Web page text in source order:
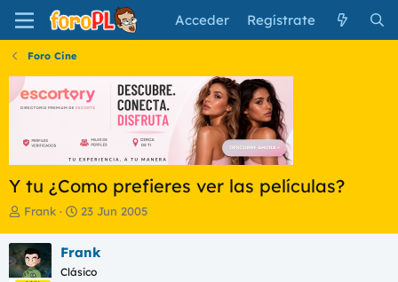
Acceder Regístrate
Foro Cine
Y tu ¿Como prefieres ver las películas?
I
i
c
i
Frank
F
h
a
23 Jun 2005
Frank
Clásico